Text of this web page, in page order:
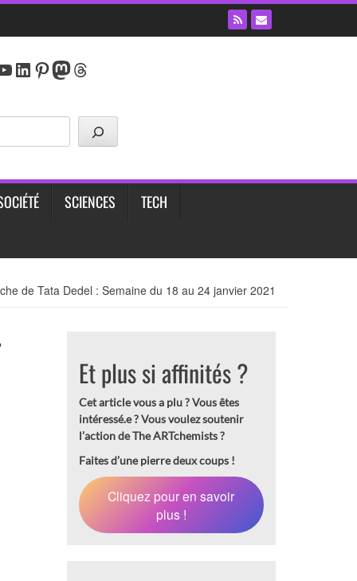
LinkedIn
Pinterest
Mastodon
Threads
SCIENCES TECH
de Tata Dedel : Semaine du 18 au 24 janvier 2021
Et plus si affinités ?
Cet article vous a plu ? Vous êtes
intéressé.e ? Vous voulez soutenir
l’action de The ARTchemists ?
Faites d’une pierre deux coups !
Cliquez pour en savoir
plus !